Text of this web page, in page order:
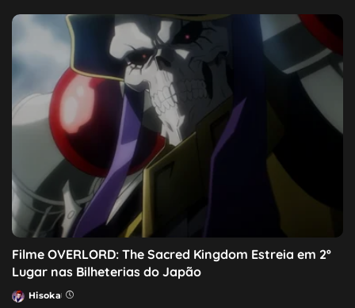
Filme OVERLORD: The Sacred Kingdom Estreia em 2º
Lugar nas Bilheterias do Japão
Posted
Hisoka